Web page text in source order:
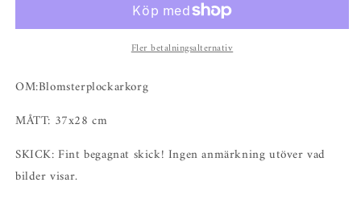
Fler betalningsalternativ
OM:Blomsterplockarkorg
MÅTT: 37x28 cm
SKICK: Fint begagnat skick! Ingen anmärkning utöver vad
bilder visar.